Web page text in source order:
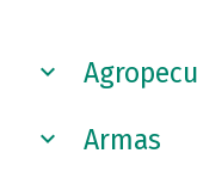
Veja a
Armas